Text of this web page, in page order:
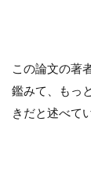
この論文の著
鑑みて、もっ
きだと述べて